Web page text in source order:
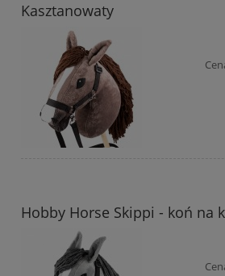
Kasztanowaty
Hobby Horse Skippi - koń na